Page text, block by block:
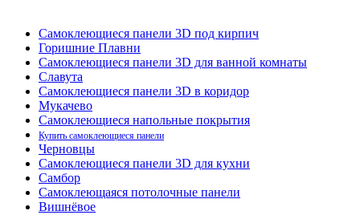
Самоклеющиеся панели 3D под кирпич
Горишние Плавни
Самоклеющиеся панели 3D для ванной комнаты
Славута
Самоклеющиеся панели 3D в коридор
Мукачево
Самоклеющиеся напольные покрытия
Купить самоклеющиеся панели
Черновцы
Самоклеющиеся панели 3D для кухни
Самбор
Самоклеющаяся потолочные панели
Вишнёвое